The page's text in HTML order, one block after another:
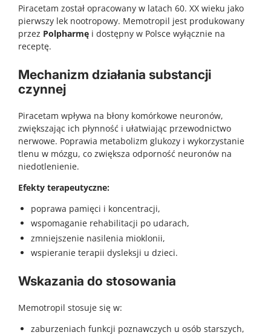
Piracetam został opracowany w latach 60. XX wieku jako
pierwszy lek nootropowy. Memotropil jest produkowany
przez Polpharmę i dostępny w Polsce wyłącznie na
receptę.
Mechanizm działania substancji
czynnej
Piracetam wpływa na błony komórkowe neuronów,
zwiększając ich płynność i ułatwiając przewodnictwo
nerwowe. Poprawia metabolizm glukozy i wykorzystanie
tlenu w mózgu, co zwiększa odporność neuronów na
niedotlenienie.
Efekty terapeutyczne:
poprawa pamięci i koncentracji,
wspomaganie rehabilitacji po udarach,
zmniejszenie nasilenia mioklonii,
wspieranie terapii dysleksji u dzieci.
Wskazania do stosowania
Memotropil stosuje się w:
zaburzeniach funkcji poznawczych u osób starszych,